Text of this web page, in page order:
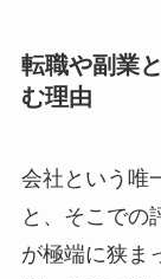
転職や副業
む理由
会社という唯
と、そこでの
が極端に狭ま